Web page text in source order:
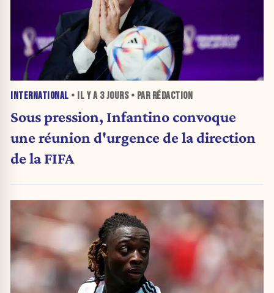
INTERNATIONAL • IL Y A 3 JOURS• PAR RÉDACTION
Sous pression, Infantino convoque
une réunion d'urgence de la direction
de la FIFA